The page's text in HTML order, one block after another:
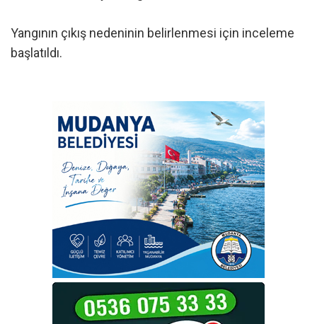
Yangının çıkış nedeninin belirlenmesi için inceleme
başlatıldı.